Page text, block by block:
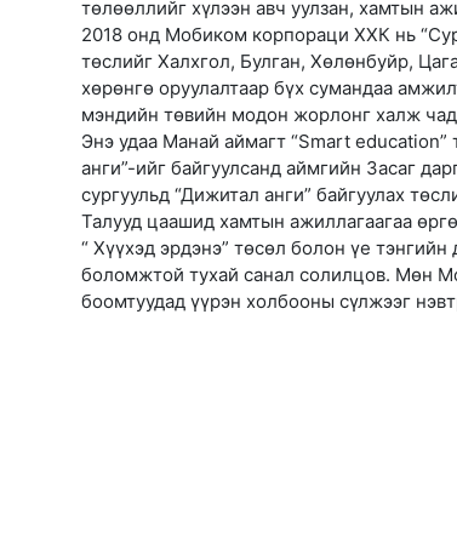
төлөөллийг хүлээн авч уулзан, хамтын
2018 онд Мобиком корпораци ХХК нь
төслийг Халхгол, Булган, Хөлөнбуйр,
хөрөнгө оруулалтаар бүх сумандаа
мэндийн төвийн модон жорлонг халж
Энэ удаа Манай аймагт “Smart
анги”-ийг байгуулсанд аймгийн Засаг
сургуульд “Дижитал анги” байгуулах
Талууд цаашид хамтын ажиллагаагаа
“ Хүүхэд эрдэнэ” төсөл болон үе
боломжтой тухай санал солилцов. Мөн
боомтуудад үүрэн холбооны сүлжээг